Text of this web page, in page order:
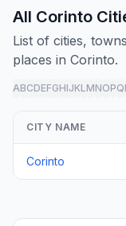
All Corinto
List of cities,
places in Corinto.
ABCDEFGHIJKLMNOPQ
CITY NAME
Corinto